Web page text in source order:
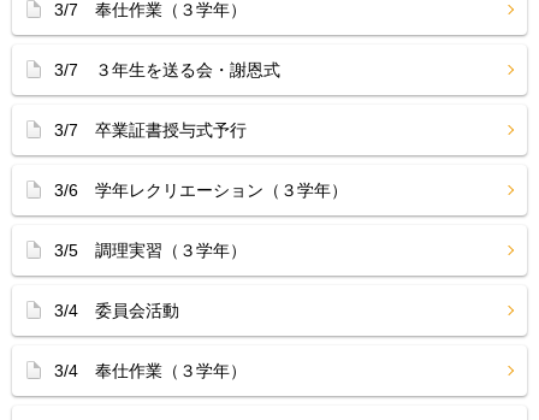
3/7 奉仕作業（３学年）
3/7 ３年生を送る会・謝恩式
3/7 卒業証書授与式予行
3/6 学年レクリエーション（３学年）
3/5 調理実習（３学年）
3/4 委員会活動
3/4 奉仕作業（３学年）